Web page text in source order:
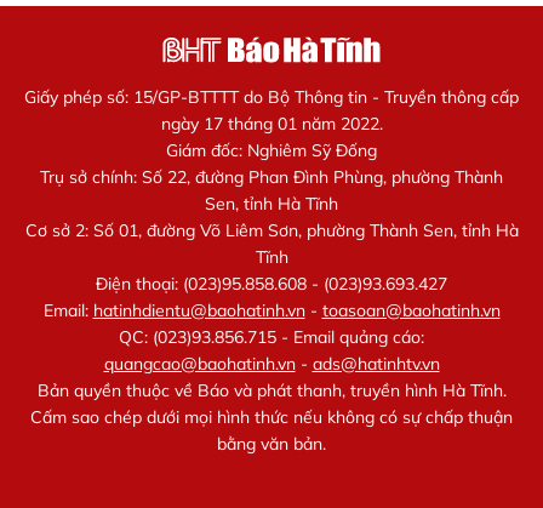
Giấy phép số: 15/GP-BTTTT do Bộ Thông tin - Truyền thông cấp
ngày 17 tháng 01 năm 2022.
Giám đốc: Nghiêm Sỹ Đống
Trụ sở chính: Số 22, đường Phan Đình Phùng, phường Thành
Sen, tỉnh Hà Tĩnh
Cơ sở 2: Số 01, đường Võ Liêm Sơn, phường Thành Sen, tỉnh Hà
Tĩnh
Điện thoại: (023)95.858.608 - (023)93.693.427
Email: hatinhdientu@baohatinh.vn- toasoan@baohatinh.vn
QC: (023)93.856.715 - Email quảng cáo:
quangcao@baohatinh.vn- ads@hatinhtv.vn
Bản quyền thuộc về Báo và phát thanh, truyền hình Hà Tĩnh.
Cấm sao chép dưới mọi hình thức nếu không có sự chấp thuận
bằng văn bản.